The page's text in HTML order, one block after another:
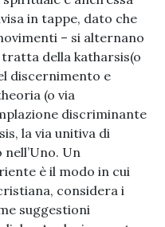
in tappe, dato che
– si alternano
tratta della katharsis(o
discernimento e
(o via
discriminante
la via unitiva di
Un
è il modo in cui
considera i
suggestioni